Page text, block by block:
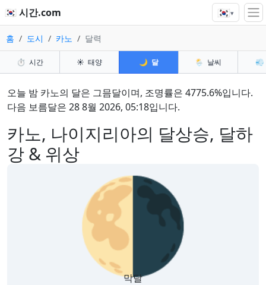
🇰🇷 시간.com 🇰🇷▾
홈 도시 카노 달력
⏱️ 시간 ☀️ 태양 🌙 달 🌦️ 날씨 💨
카노, 나이지리아의 달상승, 달하
강 & 위상
오늘 밤 카노의 달은 그믐달이며, 조명률은 4775.6%입니다.
다음 보름달은 28 8월 2026, 05:18입니다.
🌗
막달